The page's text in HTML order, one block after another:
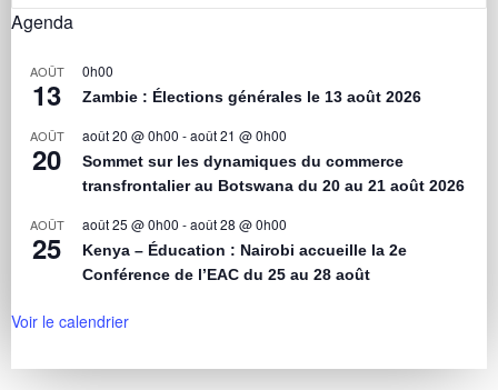
Agenda
AOÛT
13
0h00
Zambie : Élections générales le 13 août 2026
AOÛT
20
août 20 @ 0h00 -août 21 @ 0h00
Sommet sur les dynamiques du commerce
transfrontalier au Botswana du 20 au 21 août 2026
AOÛT
25
août 25 @ 0h00 -août 28 @ 0h00
Kenya – Éducation : Nairobi accueille la 2e
Conférence de l’EAC du 25 au 28 août
Voir le calendrier